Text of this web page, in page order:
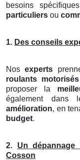
besoins
particuliers ou
1. Des conseils
Nosexperts
roulants motorisés
proposer la
également
amélioration, en
budget.
2. Un
Cosson